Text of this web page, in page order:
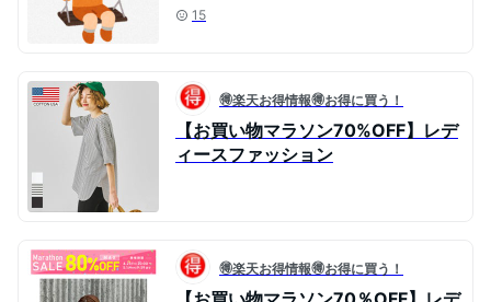
15
🉐楽天お得情報🉐お得に買う！
【お買い物マラソン70%OFF】レデ
ィースファッション
🉐楽天お得情報🉐お得に買う！